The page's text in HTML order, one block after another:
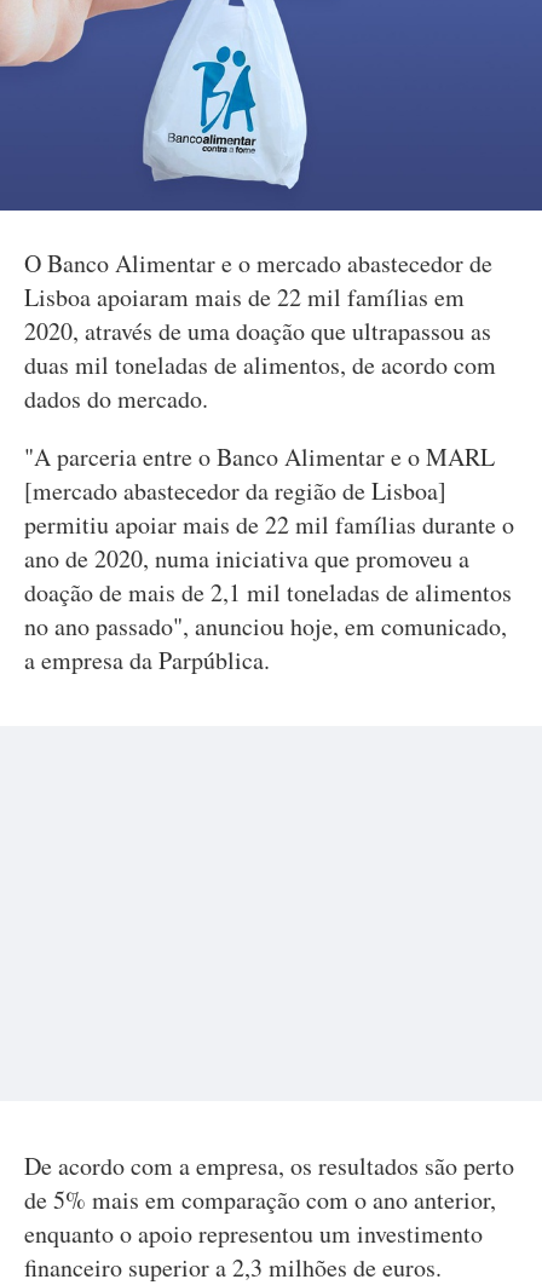
O Banco Alimentar e o mercado abastecedor de
Lisboa apoiaram mais de 22 mil famílias em
2020, através de uma doação que ultrapassou as
duas mil toneladas de alimentos, de acordo com
dados do mercado.
"A parceria entre o Banco Alimentar e o MARL
[mercado abastecedor da região de Lisboa]
permitiu apoiar mais de 22 mil famílias durante o
ano de 2020, numa iniciativa que promoveu a
doação de mais de 2,1 mil toneladas de alimentos
no ano passado", anunciou hoje, em comunicado,
a empresa da Parpública.
De acordo com a empresa, os resultados são perto
de 5% mais em comparação com o ano anterior,
enquanto o apoio representou um investimento
financeiro superior a 2,3 milhões de euros.